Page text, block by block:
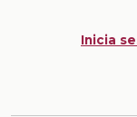
Inicia